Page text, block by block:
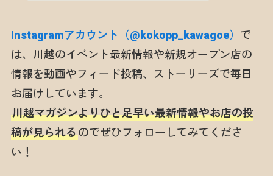
Instagramアカウント（@kokopp_kawagoe） で
は、川越のイベント最新情報や新規オープン店の
情報を動画やフィード投稿、ストーリーズで毎日
お届けしています。
川越マガジンよりひと足早い最新情報やお店の投
稿が見られるのでぜひフォローしてみてくださ
い！